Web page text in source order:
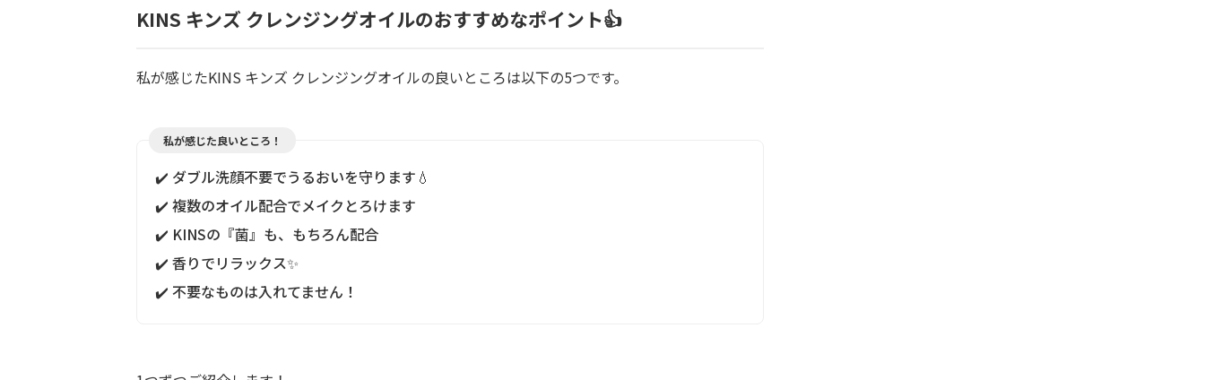
KINS キンズ クレンジングオイルのおすすめなポイント👍
私が感じたKINS キンズ クレンジングオイルの良いところは以下の5つです。
私が感じた良いところ！
✔️ ダブル洗顔不要でうるおいを守ります💧
✔️ 複数のオイル配合でメイクとろけます
✔️ KINSの『菌』も、もちろん配合
✔️ 香りでリラックス✨
✔️ 不要なものは入れてません！